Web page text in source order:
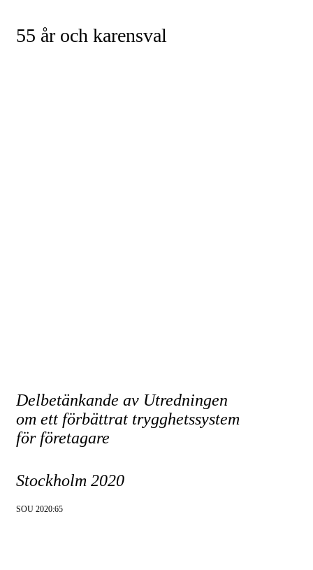
55 år och karensval
Delbetänkande av Utredningen
om ett förbättrat trygghetssystem
för företagare
Stockholm 2020
SOU 2020:65